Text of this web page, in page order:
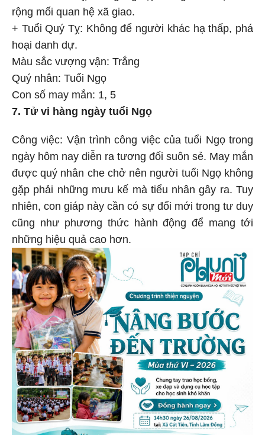
rộng mối quan hệ xã giao.
+ Tuổi Quý Tỵ: Không để người khác hạ thấp, phá
hoại danh dự.
Màu sắc vượng vận: Trắng
Quý nhân: Tuổi Ngọ
Con số may mắn: 1, 5
7. Tử vi hàng ngày tuổi Ngọ
Công việc: Vận trình công việc của tuổi Ngọ trong
ngày hôm nay diễn ra tương đối suôn sẻ. May mắn
được quý nhân che chở nên người tuổi Ngọ không
gặp phải những mưu kế mà tiểu nhân gây ra. Tuy
nhiên, con giáp này cần có sự đổi mới trong tư duy
cũng như phương thức hành động để mang tới
những hiệu quả cao hơn.